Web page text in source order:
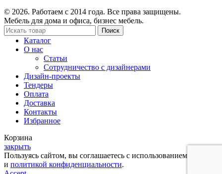
© 2026. Работаем с 2014 года. Все права защищены.
Мебель для дома и офиса, бизнес мебель.
Поиск
Каталог
О нас
Статьи
Сотрудничество с дизайнерами
Дизайн-проекты
Тендеры
Оплата
Доставка
Контакты
Избранное
Корзина
закрыть
Пользуясь сайтом, вы соглашаетесь с использованием cookies
и политикой конфиденциальности.